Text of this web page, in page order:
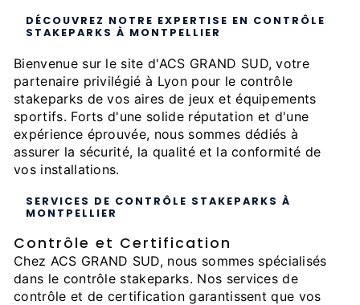
DÉCOUVREZ NOTRE EXPERTISE EN CONTRÔLE
STAKEPARKS À MONTPELLIER
Bienvenue sur le site d'ACS GRAND SUD, votre
partenaire privilégié à Lyon pour le contrôle
stakeparks de vos aires de jeux et équipements
sportifs. Forts d'une solide réputation et d'une
expérience éprouvée, nous sommes dédiés à
assurer la sécurité, la qualité et la conformité de
vos installations.
SERVICES DE CONTRÔLE STAKEPARKS À
MONTPELLIER
Contrôle et Certification
Chez ACS GRAND SUD, nous sommes spécialisés
dans le contrôle stakeparks. Nos services de
contrôle et de certification garantissent que vos